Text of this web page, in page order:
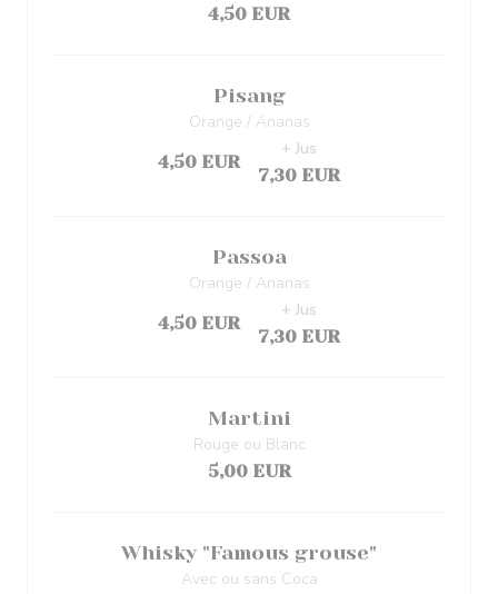
4,50 EUR
Pisang
Orange / Ananas
4,50 EUR
7,30 EUR
+ Jus
Passoa
Orange / Ananas
4,50 EUR
7,30 EUR
+ Jus
Martini
Rouge ou Blanc
5,00 EUR
Whisky "Famous grouse"
Avec ou sans Coca